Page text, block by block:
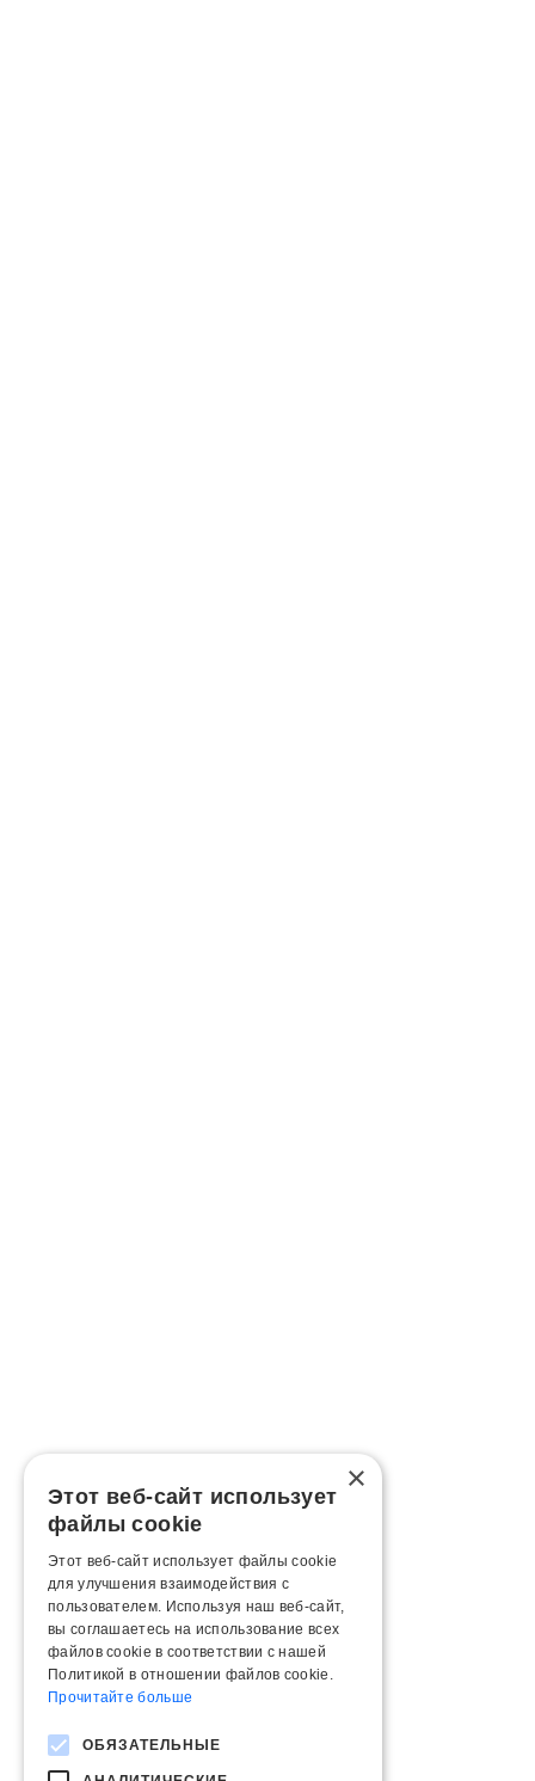
×
Этот веб-сайт использует
файлы cookie
Этот веб-сайт использует файлы cookie
для улучшения взаимодействия с
пользователем. Используя наш веб-сайт,
вы соглашаетесь на использование всех
файлов cookie в соответствии с нашей
Политикой в ​​отношении файлов cookie.
Прочитайте больше
ОБЯЗАТЕЛЬНЫЕ